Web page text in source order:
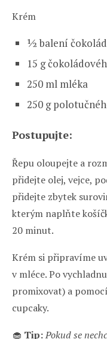
Krém
½ balení
15 g
250 ml mléka
250 g
Postupujte:
Řepu oloupejte a
přidejte olej, vejce,
přidejte zbytek
kterým naplňte
20 minut.
Krém si připravíme
v mléce. Po
promixovat) a
cupcaky.
🧁 Tip:Pokud se